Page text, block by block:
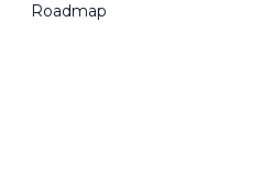
Roadmap